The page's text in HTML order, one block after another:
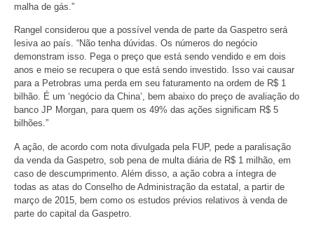
malha de gás.”
Rangel considerou que a possível venda de parte da Gaspetro será
lesiva ao país. “Não tenha dúvidas. Os números do negócio
demonstram isso. Pega o preço que está sendo vendido e em dois
anos e meio se recupera o que está sendo investido. Isso vai causar
para a Petrobras uma perda em seu faturamento na ordem de R$ 1
bilhão. É um ‘negócio da China’, bem abaixo do preço de avaliação do
banco JP Morgan, para quem os 49% das ações significam R$ 5
bilhões.”
A ação, de acordo com nota divulgada pela FUP, pede a paralisação
da venda da Gaspetro, sob pena de multa diária de R$ 1 milhão, em
caso de descumprimento. Além disso, a ação cobra a íntegra de
todas as atas do Conselho de Administração da estatal, a partir de
março de 2015, bem como os estudos prévios relativos à venda de
parte do capital da Gaspetro.